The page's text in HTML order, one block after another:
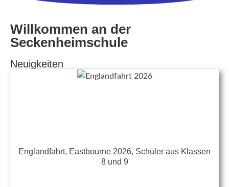
Willkommen an der
Seckenheimschule
Neuigkeiten
Englandfahrt, Eastbourne 2026, Schüler aus Klassen
8 und 9